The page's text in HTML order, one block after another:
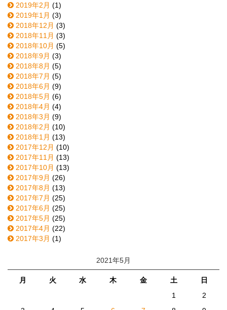
2019年2月 (1)
2019年1月 (3)
2018年12月 (3)
2018年11月 (3)
2018年10月 (5)
2018年9月 (3)
2018年8月 (5)
2018年7月 (5)
2018年6月 (9)
2018年5月 (6)
2018年4月 (4)
2018年3月 (9)
2018年2月 (10)
2018年1月 (13)
2017年12月 (10)
2017年11月 (13)
2017年10月 (13)
2017年9月 (26)
2017年8月 (13)
2017年7月 (25)
2017年6月 (25)
2017年5月 (25)
2017年4月 (22)
2017年3月 (1)
2021年5月
月 火 水 木 金 土
日
1
2